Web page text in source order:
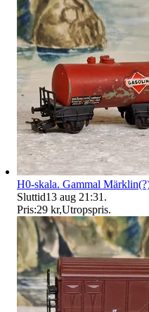
H0-skala. Gammal
Sluttid13 aug 21:31 .
Pris:29 kr,Utropspris.